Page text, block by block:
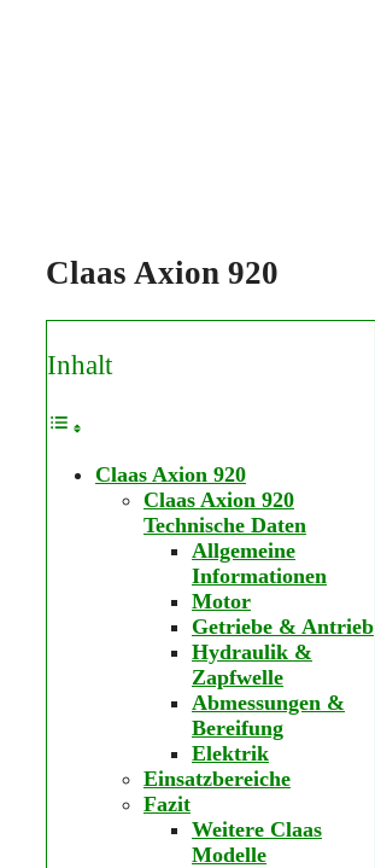
Claas Axion 920
Inhalt
Claas Axion 920
Claas Axion 920
Technische Daten
Allgemeine
Informationen
Motor
Getriebe & Antrieb
Hydraulik &
Zapfwelle
Abmessungen &
Bereifung
Elektrik
Einsatzbereiche
Fazit
Weitere Claas
Modelle